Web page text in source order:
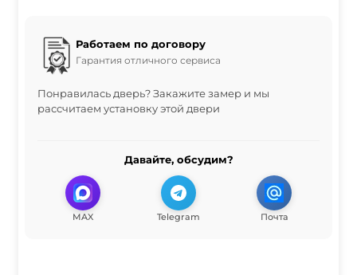
Работаем по договору
Гарантия отличного сервиса
Понравилась дверь? Закажите замер и мы
рассчитаем установку этой двери
Давайте, обсудим?
MAX Telegram Почта